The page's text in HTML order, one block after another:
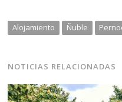
Alojamiento Ñuble
NOTICIAS RELACIONADAS